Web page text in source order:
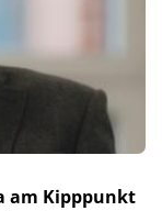
am Kipppunkt